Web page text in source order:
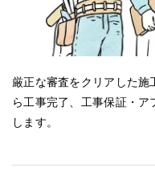
厳正な審査をクリアした
ら工事完了、工事保証・ア
します。